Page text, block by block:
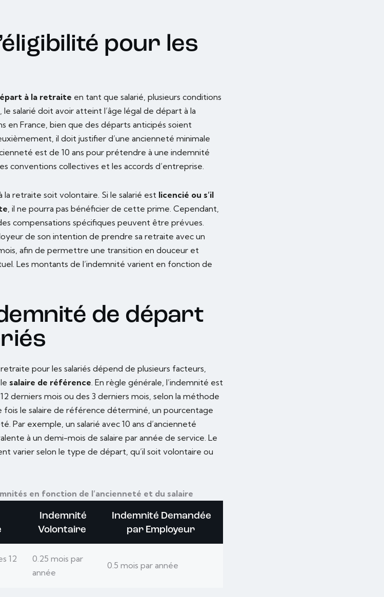
pour les
à la retraite en tant que salarié, plusieurs conditions
salarié doit avoir atteint l’âge légal de départ à la
en France, bien que des départs anticipés soient
il doit justifier d’une ancienneté minimale
est de 10 ans pour prétendre à une indemnité
conventions collectives et les accords d’entreprise.
retraite soit volontaire. Si le salarié est licencié ou s’il
, il ne pourra pas bénéficier de cette prime. Cependant,
compensations spécifiques peuvent être prévues.
de son intention de prendre sa retraite avec un
afin de permettre une transition en douceur et
Les montants de l’indemnité varient en fonction de
de départ
pour les salariés dépend de plusieurs facteurs,
salaire de référence. En règle générale, l’indemnité est
derniers mois ou des 3 derniers mois, selon la méthode
fois le salaire de référence déterminé, un pourcentage
Par exemple, un salarié avec 10 ans d’ancienneté
à un demi-mois de salaire par année de service. Le
varier selon le type de départ, qu’il soit volontaire ou
en fonction de l’ancienneté et du salaire
Indemnité
Volontaire
Indemnité Demandée
par Employeur
12
0.25 mois par
année
0.5 mois par année